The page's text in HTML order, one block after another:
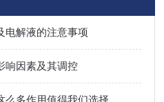
电解液的注意事项
响因素及其调控
么多作用值得我们选择